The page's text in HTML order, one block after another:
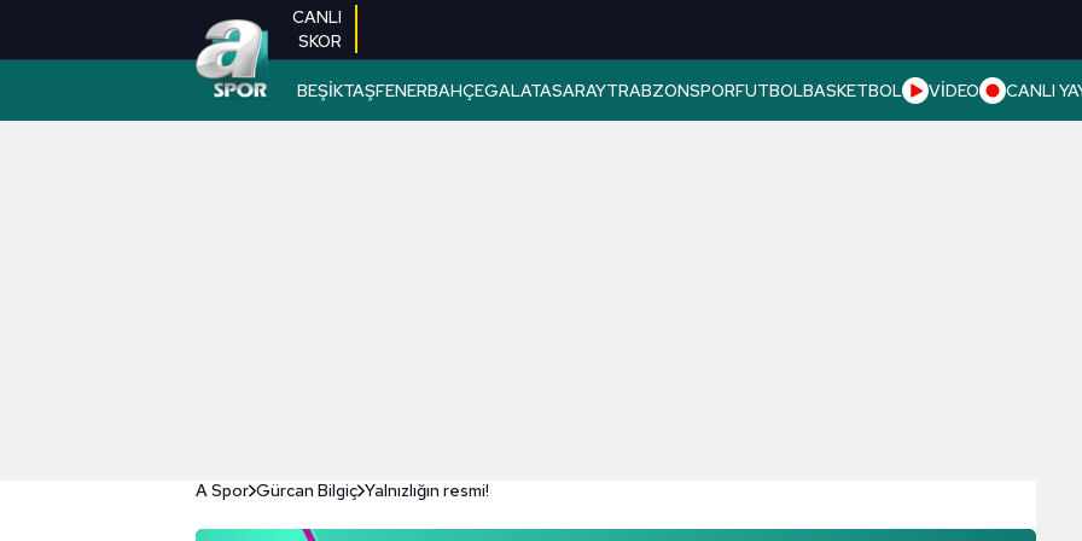
CANLI
SKOR
BEŞİKTAŞFENERBAHÇEGALATASARAYTRABZONSPORFUTBOLBASKETBOL VİDEO CANLI
A Spor Gürcan Bilgiç Yalnızlığın resmi!